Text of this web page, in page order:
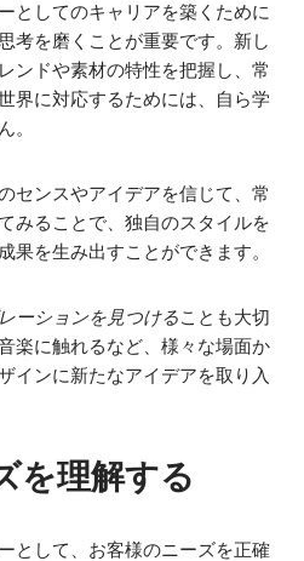
としてのキャリアを築くために
考を磨くことが重要です。新し
ンドや素材の特性を把握し、常
界に対応するためには、自ら学
。
のセンスやアイデアを信じて、常
みることで、独自のスタイルを
果を生み出すことができます。
ーションを見つけることも大切
楽に触れるなど、様々な場面か
インに新たなアイデアを取り入
を理解する
として、お客様のニーズを正確